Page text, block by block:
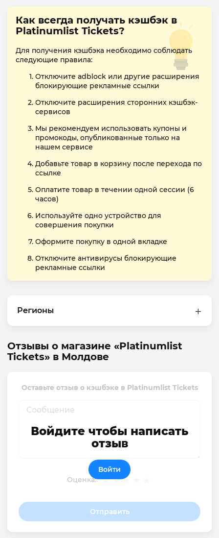
Как всегда получать кэшбэк в
Platinumlist Tickets?
Для получения кэшбэка необходимо соблюдать
следующие правила:
Отключите adblock или другие расширения
блокирующие рекламные ссылки
Отключите расширения сторонних кэшбэк-
сервисов
Мы рекомендуем использовать купоны и
промокоды, опубликованные только на
нашем сервисе
Добавьте товар в корзину после перехода по
ссылке
Оплатите товар в течении одной сессии (6
часов)
Используйте одно устройство для
совершения покупки
Оформите покупку в одной вкладке
Отключите антивирусы блокирующие
рекламные ссылки
Регионы
Отзывы о магазине «Platinumlist
Tickets» в Молдове
Оставьте отзыв о кэшбэке в Platinumlist Tickets
Оценка:
Отправить
Войдите чтобы написать
отзыв
Войти